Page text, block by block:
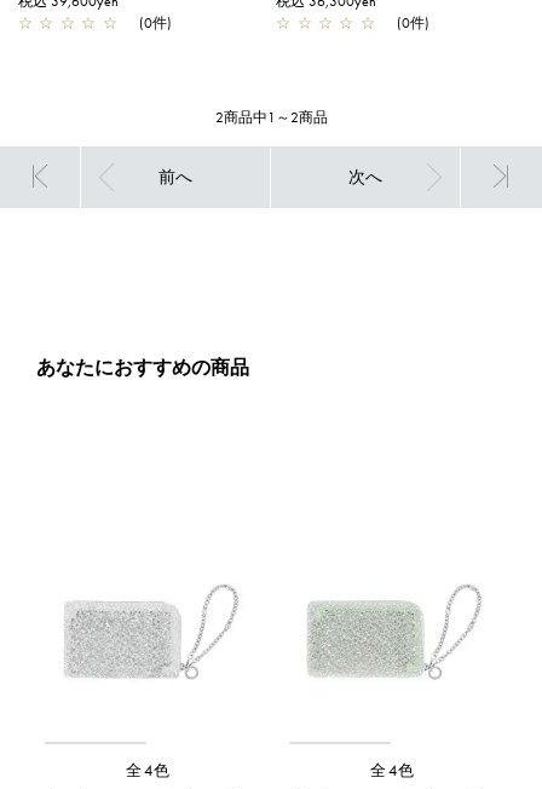
☆ ☆ ☆ ☆ ☆ (0件)
☆ ☆ ☆ ☆ ☆ (0件)
2商品中1～2商品
前へ 次へ
あなたにおすすめの商品
全4色 全4色